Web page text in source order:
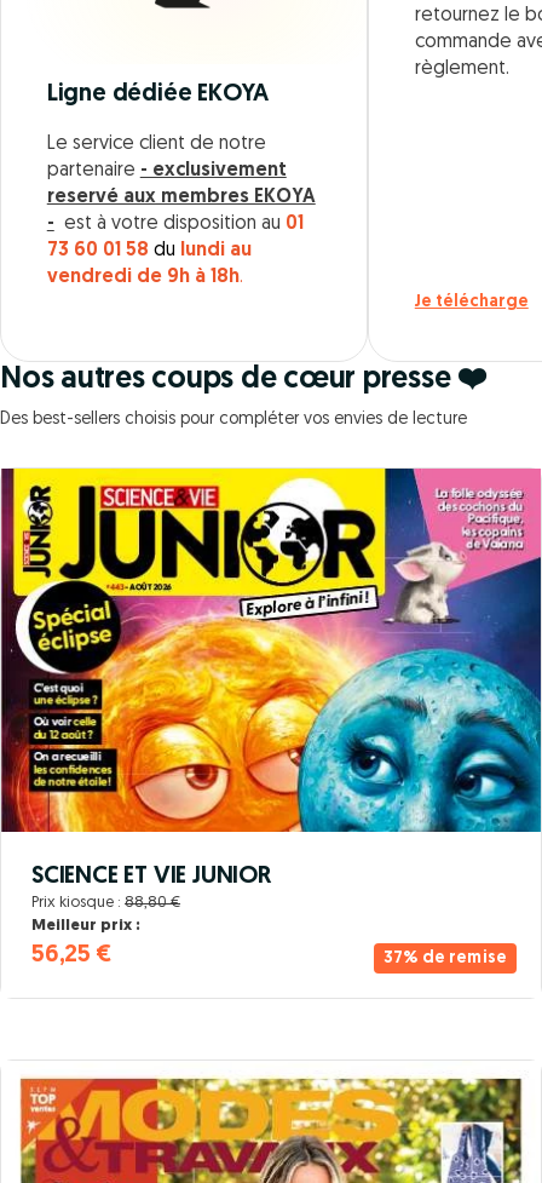
Ligne dédiée EKOYA
Le service client de notre
partenaire - exclusivement
reservé aux membres EKOYA
- est à votre disposition au 01
73 60 01 58 du
lundi au
vendredi de 9h à 18h.
retournez le
commande
règlement.
Je télécharge
Nos autres coups de cœur presse ❤️
Des best-sellers choisis pour compléter vos envies de lecture
37% de remise
SCIENCE ET VIE JUNIOR
Prix kiosque : 88,80 €
Meilleur prix :
56,25 €